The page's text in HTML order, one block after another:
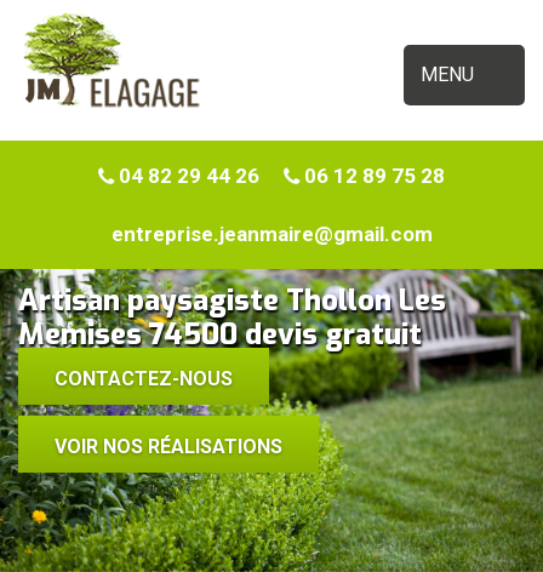
MENU
04 82 29 44 26 06 12 89 75 28
entreprise.jeanmaire@gmail.com
Artisan paysagiste Thollon Les
Memises 74500 devis gratuit
CONTACTEZ-NOUS
VOIR NOS RÉALISATIONS